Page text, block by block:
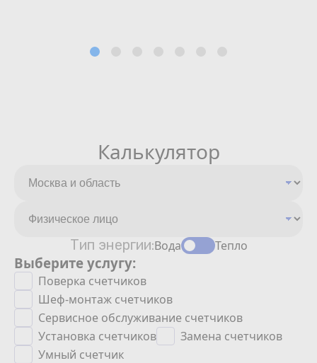
Калькулятор
Тип энергии:Вода Тепло
Выберите услугу:
Поверка счетчиков
Шеф-монтаж счетчиков
Сервисное обслуживание счетчиков
Установка счетчиков
Замена счетчиков
Умный счетчик